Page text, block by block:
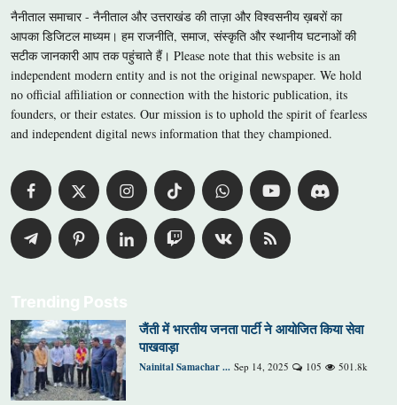
नैनीताल समाचार - नैनीताल और उत्तराखंड की ताज़ा और विश्वसनीय ख़बरों का
आपका डिजिटल माध्यम। हम राजनीति, समाज, संस्कृति और स्थानीय घटनाओं की
सटीक जानकारी आप तक पहुंचाते हैं। Please note that this website is an
independent modern entity and is not the original newspaper. We hold
no official affiliation or connection with the historic publication, its
founders, or their estates. Our mission is to uphold the spirit of fearless
and independent digital news information that they championed.
Trending Posts
जैंती में भारतीय जनता पार्टी ने आयोजित किया सेवा
पाखवाड़ा
Nainital Samachar ... Sep 14, 2025 105 501.8k